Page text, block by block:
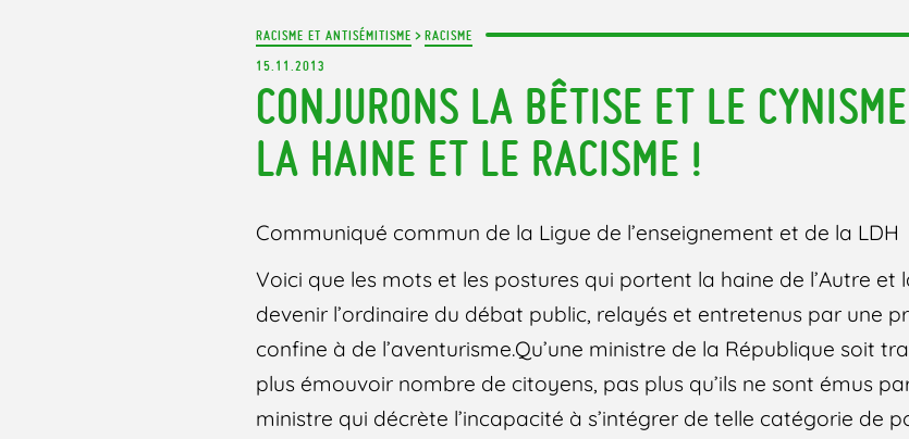
RACISME ET ANTISÉMITISME >RACISME
15.11.2013
CONJURONS LA BÊTISE ET LE
LA HAINE ET LE RACISME !
Communiqué commun de la Ligue de l’enseignement et de la LDH
Voici que les mots et les postures qui portent la haine de l’Autre et
devenir l’ordinaire du débat public, relayés et entretenus par une
confine à de l’aventurisme.Qu’une ministre de la République soit
plus émouvoir nombre de citoyens, pas plus qu’ils ne sont émus
ministre qui décrète l’incapacité à s’intégrer de telle catégorie de